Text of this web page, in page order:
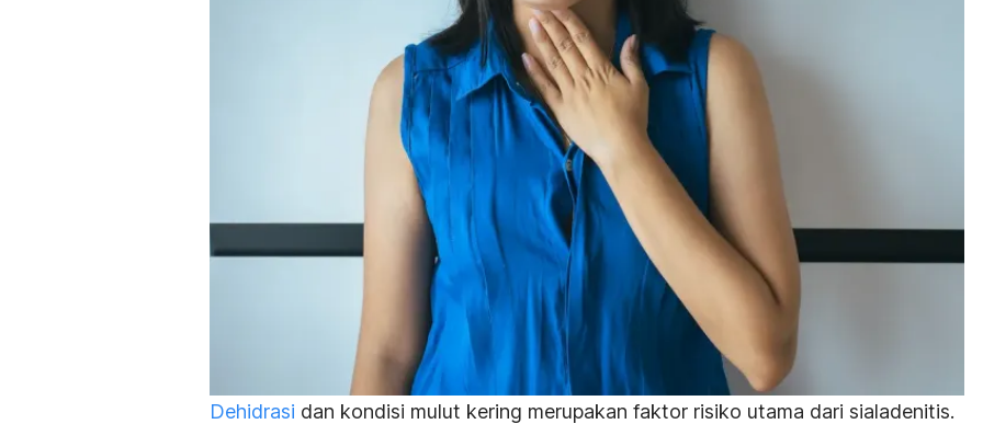
Dehidrasi dan kondisi mulut kering merupakan faktor risiko utama dari sialadenitis.